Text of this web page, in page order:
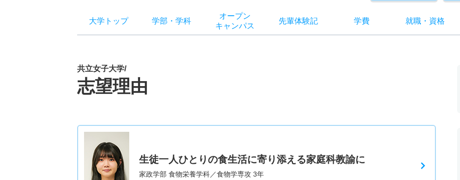
大学トップ 学部 ・ 学科
オープン
キャンパス
先輩体験記 学費 就職・ 資格
共立女子大学/
志望理由
生徒一人ひとりの食生活に寄り添える家庭科教諭に
家政学部 食物栄養学科／食物学専攻 3年